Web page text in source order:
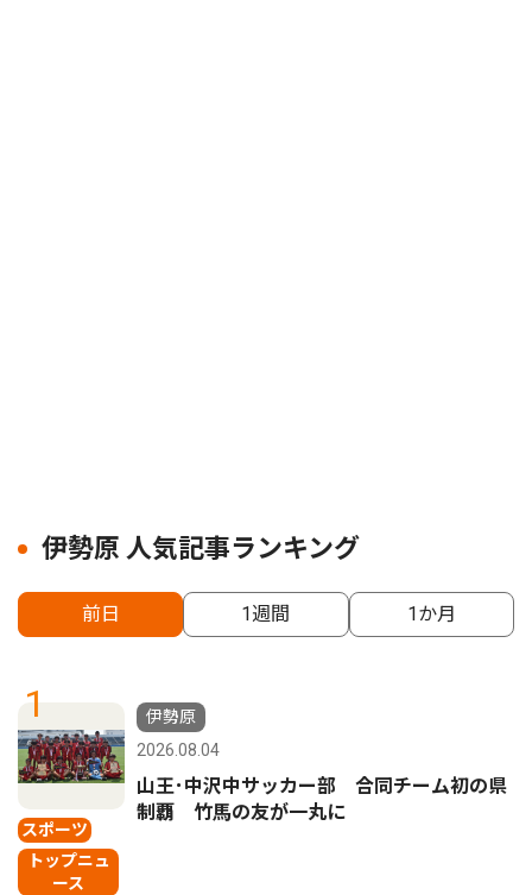
伊勢原 人気記事ランキング
前日 1週間 1か月
1
スポーツ
トップニュ
ース
伊勢原
2026.08.04
山王･中沢中サッカー部 合同チーム初の県
制覇 竹馬の友が一丸に